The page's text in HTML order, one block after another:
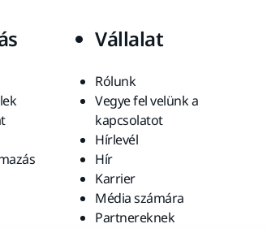
Vállalat
Rólunk
Vegye fel velünk a
kapcsolatot
Hírlevél
Hír
Karrier
Média számára
Partnereknek